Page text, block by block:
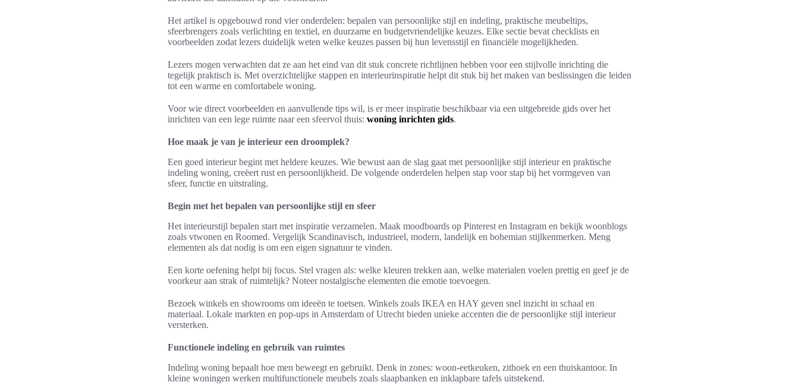
Het artikel is opgebouwd rond vier onderdelen: bepalen van persoonlijke stijl en indeling, praktische meubeltips,
sfeerbrengers zoals verlichting en textiel, en duurzame en budgetvriendelijke keuzes. Elke sectie bevat checklists en
voorbeelden zodat lezers duidelijk weten welke keuzes passen bij hun levensstijl en financiële mogelijkheden.
Lezers mogen verwachten dat ze aan het eind van dit stuk concrete richtlijnen hebben voor een stijlvolle inrichting die
tegelijk praktisch is. Met overzichtelijke stappen en interieurinspiratie helpt dit stuk bij het maken van beslissingen die leiden
tot een warme en comfortabele woning.
Voor wie direct voorbeelden en aanvullende tips wil, is er meer inspiratie beschikbaar via een uitgebreide gids over het
inrichten van een lege ruimte naar een sfeervol thuis: woning inrichten gids.
Hoe maak je van je interieur een droomplek?
Een goed interieur begint met heldere keuzes. Wie bewust aan de slag gaat met persoonlijke stijl interieur en praktische
indeling woning, creëert rust en persoonlijkheid. De volgende onderdelen helpen stap voor stap bij het vormgeven van
sfeer, functie en uitstraling.
Begin met het bepalen van persoonlijke stijl en sfeer
Het interieurstijl bepalen start met inspiratie verzamelen. Maak moodboards op Pinterest en Instagram en bekijk woonblogs
zoals vtwonen en Roomed. Vergelijk Scandinavisch, industrieel, modern, landelijk en bohemian stijlkenmerken. Meng
elementen als dat nodig is om een eigen signatuur te vinden.
Een korte oefening helpt bij focus. Stel vragen als: welke kleuren trekken aan, welke materialen voelen prettig en geef je de
voorkeur aan strak of ruimtelijk? Noteer nostalgische elementen die emotie toevoegen.
Bezoek winkels en showrooms om ideeën te toetsen. Winkels zoals IKEA en HAY geven snel inzicht in schaal en
materiaal. Lokale markten en pop-ups in Amsterdam of Utrecht bieden unieke accenten die de persoonlijke stijl interieur
versterken.
Functionele indeling en gebruik van ruimtes
Indeling woning bepaalt hoe men beweegt en gebruikt. Denk in zones: woon-eetkeuken, zithoek en een thuiskantoor. In
kleine woningen werken multifunctionele meubels zoals slaapbanken en inklapbare tafels uitstekend.